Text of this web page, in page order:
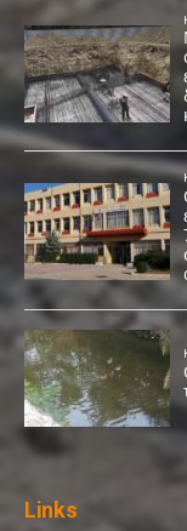
Links